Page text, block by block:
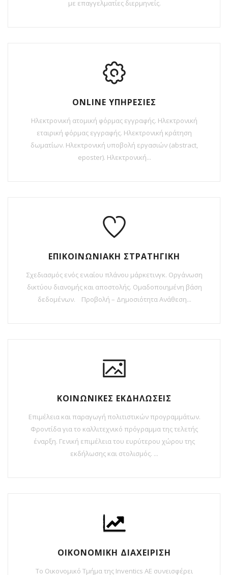
με επαγγελματίες διερμηνείς.
ONLINE ΥΠΗΡΕΣΙΕΣ
Ηλεκτρονική ατομική φόρμας εγγραφής. Ηλεκτρονική
εταιρική φόρμας εγγραφής. Ηλεκτρονική κράτηση
δωματίων. Ηλεκτρονική υποβολή εργασιών (abstract,
eposter). Ηλεκτρονική...
ΕΠΙΚΟΙΝΩΝΙΑΚΗ ΣΤΡΑΤΗΓΙΚΗ
Σχεδιασμός ενός ενιαίου πλάνου μάρκετινγκ. Οργάνωση
δικτύου διανομής και αποστολής. Ομαδοποιημένη βάση
δεδομένων. Προβολή – Δημοσιότητα Ανάθεση...
ΚΟΙΝΩΝΙΚΕΣ ΕΚΔΗΛΩΣΕΙΣ
Επιμέλεια και παραγωγή πολιτιστικών προγραμμάτων.
Φροντίδα για το καλλιτεχνικό πρόγραμμα της τελετής
έναρξη. Γενική επιμέλεια του ευρύτερου χώρου της
εκδήλωσης και στολισμός. ...
ΟΙΚΟΝΟΜΙΚΗ ΔΙΑΧΕΙΡΙΣΗ
Το Οικονομικό Τμήμα της Inventics AE συνεισφέρει